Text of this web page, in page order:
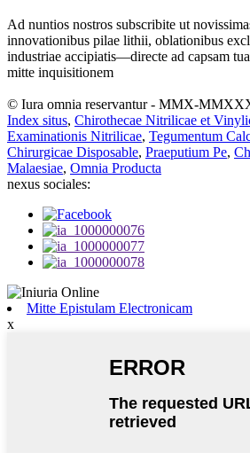
Ad nuntios nostros subscribite ut
innovationibus pilae lithii, oblationibus
industriae accipiatis—directe ad capsam
mitte inquisitionem
© Iura omnia reservantur - MMX-
Index situs, Chirothecae Nitrilicae et
Examinationis Nitrilicae, Tegumentum
Chirurgicae Disposable, Praeputium Pe,
Malaesiae, Omnia Producta
nexus sociales:
Mitte Epistulam Electronicam
x